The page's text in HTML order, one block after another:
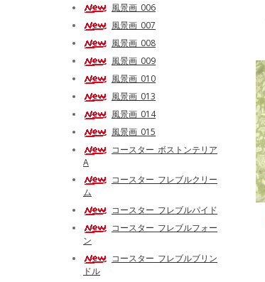
風景画_006
風景画_007
風景画_008
風景画_009
風景画_010
風景画_013
風景画_014
風景画_015
コースター_ボストンテリア
A
コースター_フレブルクリー
ム
コースター_フレブルパイド
コースター_フレブルフォー
ン
コースター_フレブルブリン
ドル